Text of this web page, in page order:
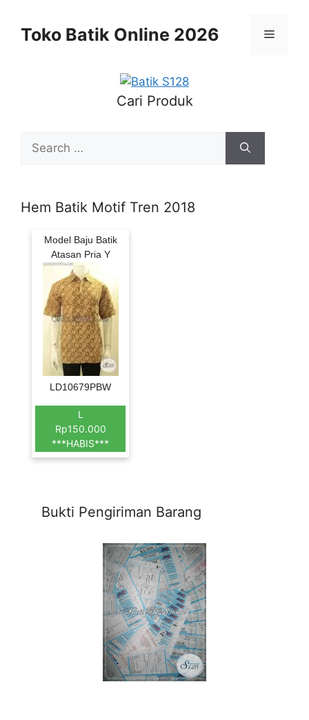
contentToko Batik Online 2026 Menu
Cari Produk
for:
Hem Batik Motif Tren 2018
Model Baju Batik
Atasan Pria Y
LD10679PBW
L
Rp150.000
***HABIS***
Bukti Pengiriman Barang